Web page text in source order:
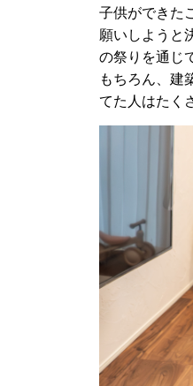
子供ができた
願いしようと
の祭りを通じ
もちろん、建
てた人はたく